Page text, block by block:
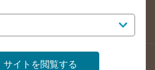
ご案内
店舗情報更新方法のご案内
サイトを閲覧する